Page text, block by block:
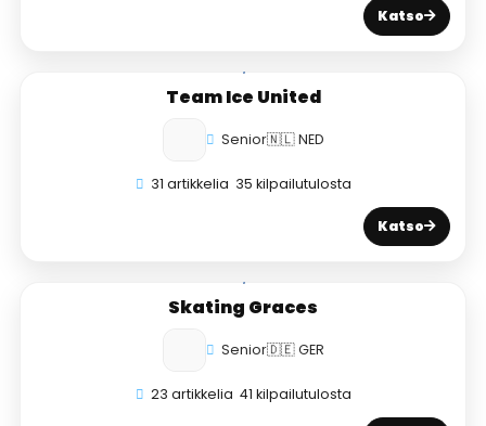
Katso
Team Ice United
Senior🇳🇱 NED
31 artikkelia 35 kilpailutulosta
Katso
Skating Graces
Senior🇩🇪 GER
23 artikkelia 41 kilpailutulosta